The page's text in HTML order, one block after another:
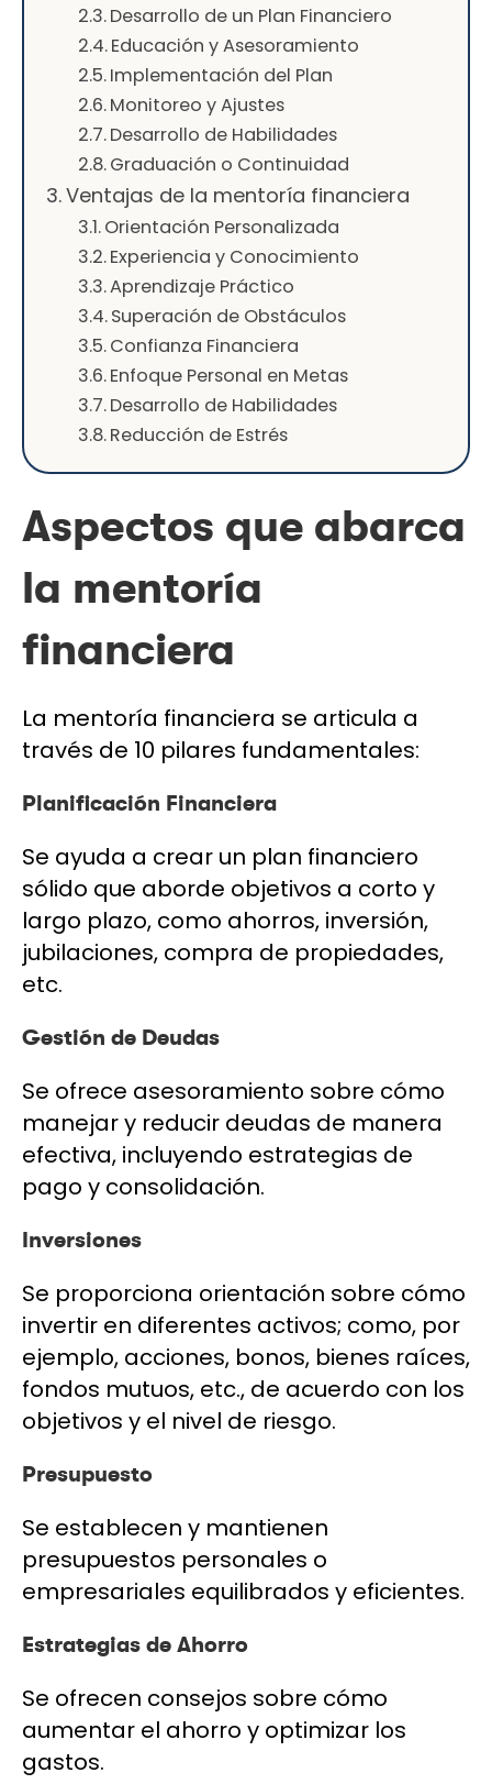
Desarrollo de un Plan Financiero
Educación y Asesoramiento
Implementación del Plan
Monitoreo y Ajustes
Desarrollo de Habilidades
Graduación o Continuidad
Ventajas de la mentoría financiera
Orientación Personalizada
Experiencia y Conocimiento
Aprendizaje Práctico
Superación de Obstáculos
Confianza Financiera
Enfoque Personal en Metas
Desarrollo de Habilidades
Reducción de Estrés
Aspectos que abarca
la mentoría
financiera
La mentoría financiera se articula a
través de 10 pilares fundamentales:
Planificación Financiera
Se ayuda a crear un plan financiero
sólido que aborde objetivos a corto y
largo plazo, como ahorros, inversión,
jubilaciones, compra de propiedades,
etc.
Gestión de Deudas
Se ofrece asesoramiento sobre cómo
manejar y reducir deudas de manera
efectiva, incluyendo estrategias de
pago y consolidación.
Inversiones
Se proporciona orientación sobre cómo
invertir en diferentes activos; como, por
ejemplo, acciones, bonos, bienes raíces,
fondos mutuos, etc., de acuerdo con los
objetivos y el nivel de riesgo.
Presupuesto
Se establecen y mantienen
presupuestos personales o
empresariales equilibrados y eficientes.
Estrategias de Ahorro
Se ofrecen consejos sobre cómo
aumentar el ahorro y optimizar los
gastos.